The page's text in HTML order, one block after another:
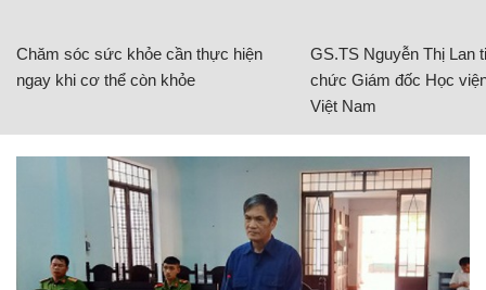
Chăm sóc sức khỏe cần thực hiện
ngay khi cơ thể còn khỏe
GS.TS Nguyễn Thị Lan
chức Giám đốc Học
Việt Nam